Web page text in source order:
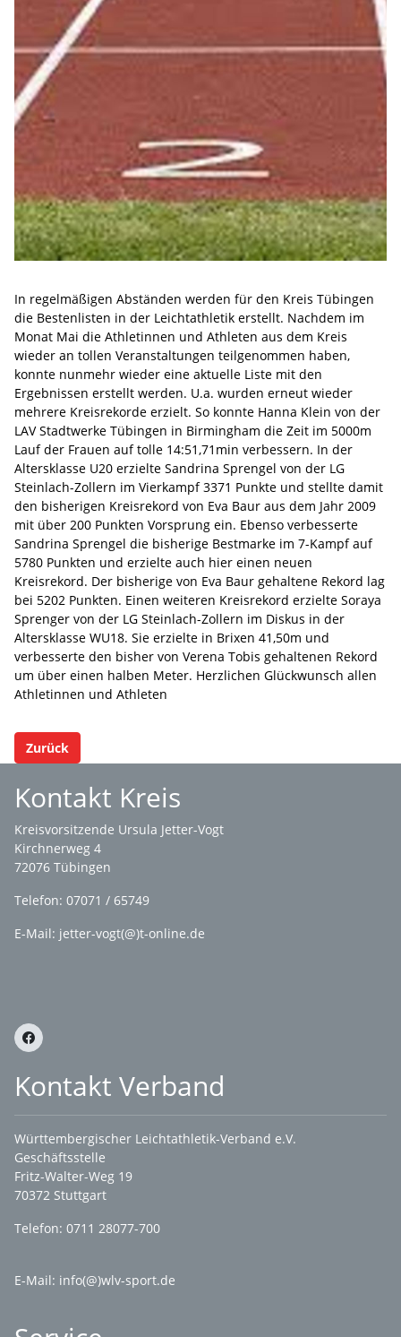
In regelmäßigen Abständen werden für den Kreis Tübingen
die Bestenlisten in der Leichtathletik erstellt. Nachdem im
Monat Mai die Athletinnen und Athleten aus dem Kreis
wieder an tollen Veranstaltungen teilgenommen haben,
konnte nunmehr wieder eine aktuelle Liste mit den
Ergebnissen erstellt werden. U.a. wurden erneut wieder
mehrere Kreisrekorde erzielt. So konnte Hanna Klein von der
LAV Stadtwerke Tübingen in Birmingham die Zeit im 5000m
Lauf der Frauen auf tolle 14:51,71min verbessern. In der
Altersklasse U20 erzielte Sandrina Sprengel von der LG
Steinlach-Zollern im Vierkampf 3371 Punkte und stellte damit
den bisherigen Kreisrekord von Eva Baur aus dem Jahr 2009
mit über 200 Punkten Vorsprung ein. Ebenso verbesserte
Sandrina Sprengel die bisherige Bestmarke im 7-Kampf auf
5780 Punkten und erzielte auch hier einen neuen
Kreisrekord. Der bisherige von Eva Baur gehaltene Rekord lag
bei 5202 Punkten. Einen weiteren Kreisrekord erzielte Soraya
Sprenger von der LG Steinlach-Zollern im Diskus in der
Altersklasse WU18. Sie erzielte in Brixen 41,50m und
verbesserte den bisher von Verena Tobis gehaltenen Rekord
um über einen halben Meter. Herzlichen Glückwunsch allen
Athletinnen und Athleten
Zurück
Kontakt Kreis
Kreisvorsitzende Ursula Jetter-Vogt
Kirchnerweg 4
72076 Tübingen
Telefon: 07071 / 65749
E-Mail: jetter-vogt(@)t-online.de
Kontakt Verband
Württembergischer Leichtathletik-Verband e.V.
Geschäftsstelle
Fritz-Walter-Weg 19
70372 Stuttgart
Telefon: 0711 28077-700
E-Mail: info(@)wlv-sport.de